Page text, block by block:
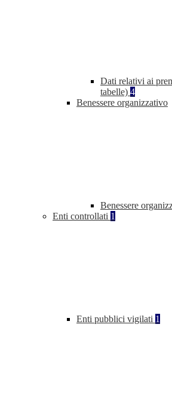
Dati relativi ai
tabelle) 4
Benessere organizzativo
Benessere
Enti controllati 1
Enti pubblici vigilati 1